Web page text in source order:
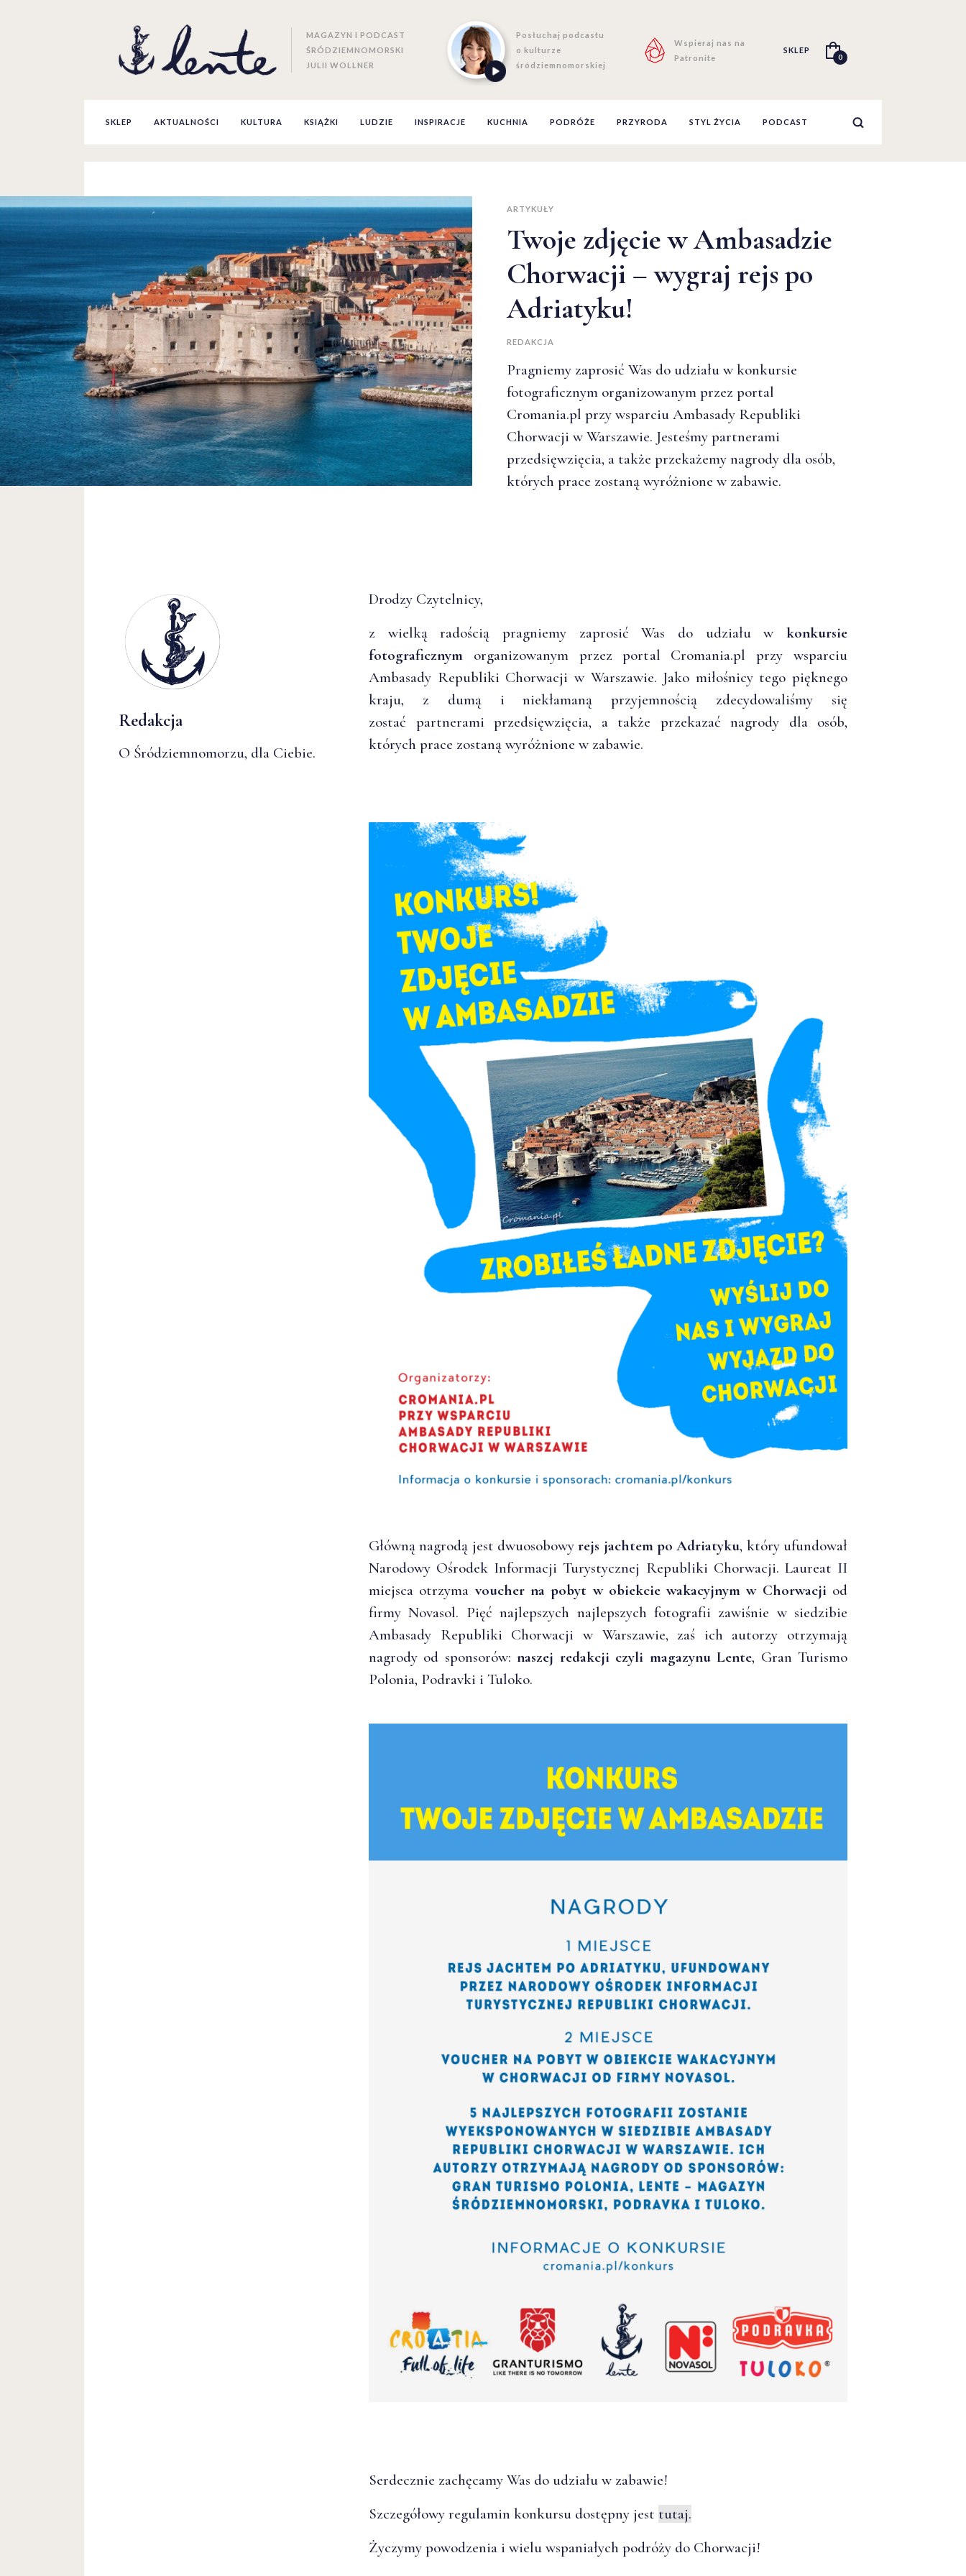
MAGAZYN I PODCAST
ŚRÓDZIEMNOMORSKI
JULII WOLLNER
Posłuchaj podcastu
o kulturze
śródziemnomorskiej
Wspieraj nas na
Patronite
SKLEP
0
SKLEP AKTUALNOŚCI KULTURA KSIĄŻKI LUDZIE INSPIRACJE KUCHNIA PODRÓŻE PRZYRODA STYL ŻYCIA PODCAST
ARTYKUŁY
Twoje zdjęcie w Ambasadzie
Chorwacji – wygraj rejs po
Adriatyku!
REDAKCJA
Pragniemy zaprosić Was do udziału w konkursie
fotograficznym organizowanym przez portal
Cromania.pl przy wsparciu Ambasady Republiki
Chorwacji w Warszawie. Jesteśmy partnerami
przedsięwzięcia, a także przekażemy nagrody dla osób,
których prace zostaną wyróżnione w zabawie.
Redakcja
O Śródziemnomorzu, dla Ciebie.
Drodzy Czytelnicy,
z wielką radością pragniemy zaprosić Was do udziału w konkursie
fotograficznym organizowanym przez portal Cromania.pl przy wsparciu
Ambasady Republiki Chorwacji w Warszawie. Jako miłośnicy tego pięknego
kraju, z dumą i niekłamaną przyjemnością zdecydowaliśmy się
zostać partnerami przedsięwzięcia, a także przekazać nagrody dla osób,
których prace zostaną wyróżnione w zabawie.
Główną nagrodą jest dwuosobowyrejs jachtem po Adriatyku, który ufundował
Narodowy Ośrodek Informacji Turystycznej Republiki Chorwacji. Laureat II
miejsca otrzyma voucher na pobyt w obiekcie wakacyjnym w Chorwacjiod
firmy Novasol. Pięć najlepszych najlepszych fotografii zawiśnie w siedzibie
Ambasady Republiki Chorwacji w Warszawie, zaś ich autorzy otrzymają
nagrody od sponsorów:naszej redakcji czyli magazynu Lente, Gran Turismo
Polonia, Podravki i Tuloko.
Serdecznie zachęcamy Was do udziału w zabawie!
Szczegółowy regulamin konkursu dostępny jest tutaj.
Życzymy powodzenia i wielu wspaniałych podróży do Chorwacji!